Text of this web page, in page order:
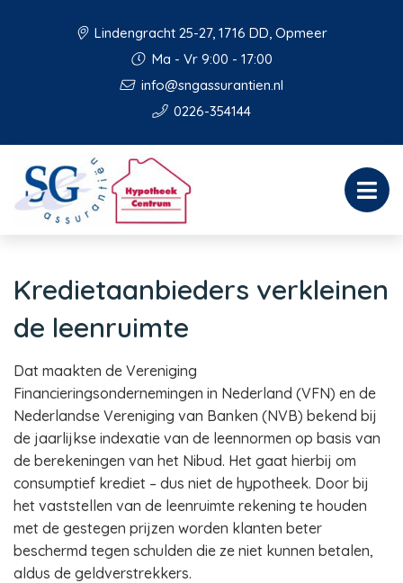
Lindengracht 25-27, 1716 DD, Opmeer
Ma - Vr 9:00 - 17:00
info@sngassurantien.nl
0226-354144
Kredietaanbieders verkleinen
de leenruimte
Dat maakten de Vereniging
Financieringsondernemingen in Nederland (VFN) en de
Nederlandse Vereniging van Banken (NVB) bekend bij
de jaarlijkse indexatie van de leennormen op basis van
de berekeningen van het Nibud. Het gaat hierbij om
consumptief krediet – dus niet de hypotheek. Door bij
het vaststellen van de leenruimte rekening te houden
met de gestegen prijzen worden klanten beter
beschermd tegen schulden die ze niet kunnen betalen,
aldus de geldverstrekkers.